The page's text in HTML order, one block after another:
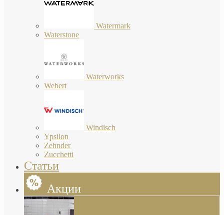
Watermark
Waterstone
Waterworks
Webert
Windisch
Ypsilon
Zehnder
Zucchetti
Статьи
Акции